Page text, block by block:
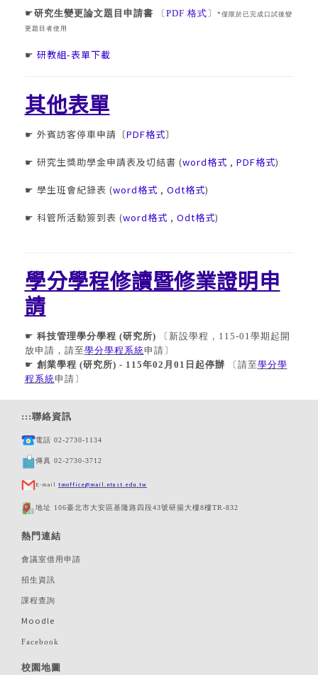
☛研究生變更論文題目申請書 〔PDF 格式〕
*僅限於已完成口試後變
更題目者使用
☛ 研教組-表單下載
其他表單
☛ 外賓訪客停車申請〔PDF格式〕
☛ 研究生獎助學金申請表及切結書 (word格式 , PDF格式)
☛ 學生班會紀錄表 (word格式 , Odt格式)
☛ 科管所活動簽到表 (word格式 , Odt格式)
學分學程修讀暨修業證明申
請
☛ 科技管理學分學程 (研究所)
〔新設學程，115-01學期起開
放申請，請至學分學程系統申請〕
☛ 創業學程 (研究所) - 115年02月01日起停辦 〔請至學分學
程系統申請〕
:::聯絡資訊
電話 02-2730-1134
傳真 02-2730-3712
E-mail tmoffice@mail.ntust.edu.tw
地址 106臺北市大安區基隆路四段43號研揚大樓8樓TR-832
熱門連結
會議室借用申請
招生資訊
課程查詢
Moodle
Facebook
校園地圖